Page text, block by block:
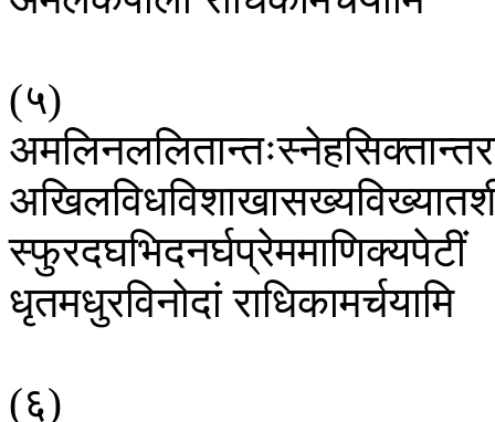
(५)
स्फुरदघभिदनर्घप्रेममाणिक्यपेटीं
धृतमधुरविनोदां राधिकामर्चयामि
(६)